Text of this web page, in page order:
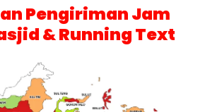
Pengiriman Jam
& Running Text